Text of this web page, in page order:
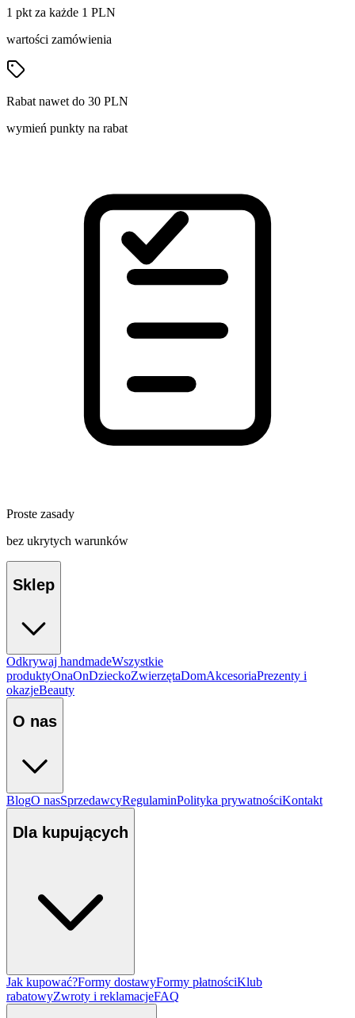
1 pkt za każde 1 PLN
wartości zamówienia
Rabat nawet do 30 PLN
wymień punkty na rabat
Proste zasady
bez ukrytych warunków
Sklep
Odkrywaj handmadeWszystkie
produktyOnaOnDzieckoZwierzętaDomAkcesoriaPrezenty i
okazjeBeauty
O nas
BlogO nasSprzedawcyRegulaminPolityka prywatnościKontakt
Dla kupujących
Jak kupować?Formy dostawyFormy płatnościKlub
rabatowyZwroty i reklamacjeFAQ